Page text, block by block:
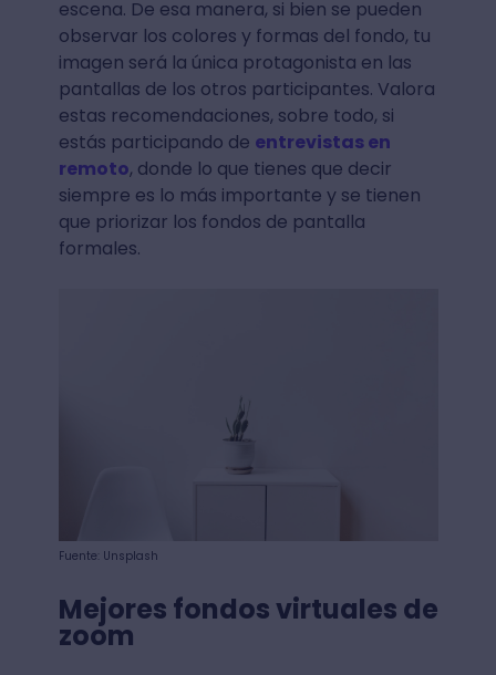
escena. De esa manera, si bien se pueden
observar los colores y formas del fondo, tu
imagen será la única protagonista en las
pantallas de los otros participantes. Valora
estas recomendaciones, sobre todo, si
estás participando de entrevistas en
remoto, donde lo que tienes que decir
siempre es lo más importante y se tienen
que priorizar los fondos de pantalla
formales.
Fuente: Unsplash
Mejores fondos virtuales de
zoom